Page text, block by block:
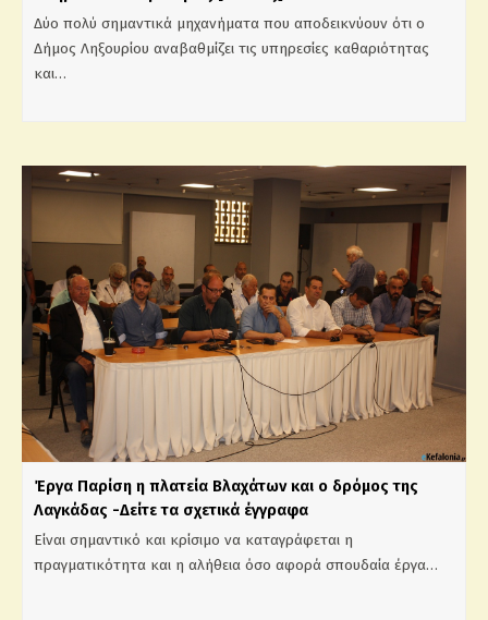
Δύο πολύ σημαντικά μηχανήματα που αποδεικνύουν ότι ο
Δήμος Ληξουρίου αναβαθμίζει τις υπηρεσίες καθαριότητας
και…
Έργα Παρίση η πλατεία Βλαχάτων και ο δρόμος της
Λαγκάδας -Δείτε τα σχετικά έγγραφα
Είναι σημαντικό και κρίσιμο να καταγράφεται η
πραγματικότητα και η αλήθεια όσο αφορά σπουδαία έργα…